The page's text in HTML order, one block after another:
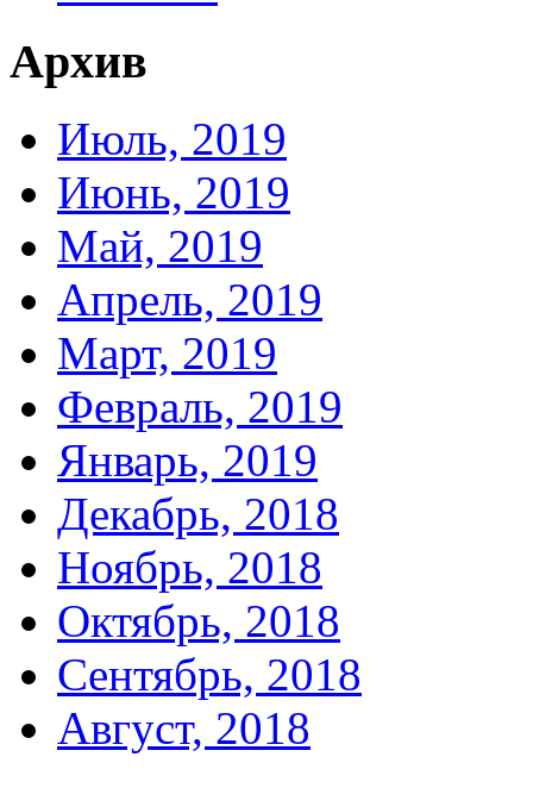
Архив
Июль, 2019
Июнь, 2019
Май, 2019
Апрель, 2019
Март, 2019
Февраль, 2019
Январь, 2019
Декабрь, 2018
Ноябрь, 2018
Октябрь, 2018
Сентябрь, 2018
Август, 2018